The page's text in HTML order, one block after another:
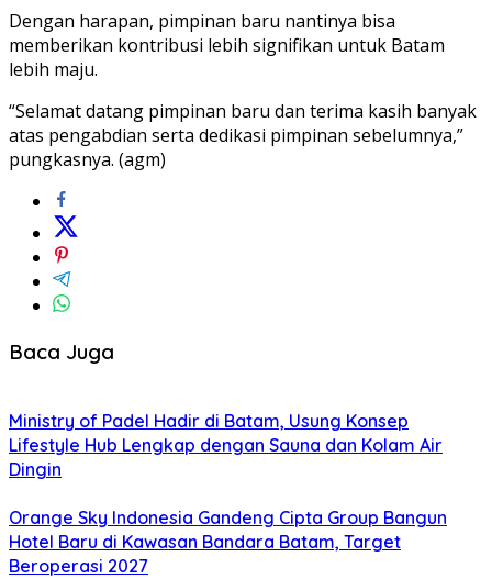
Dengan harapan, pimpinan baru nantinya bisa
memberikan kontribusi lebih signifikan untuk Batam
lebih maju.
“Selamat datang pimpinan baru dan terima kasih banyak
atas pengabdian serta dedikasi pimpinan sebelumnya,”
pungkasnya. (agm)
Baca Juga
Ministry of Padel Hadir di Batam, Usung Konsep
Lifestyle Hub Lengkap dengan Sauna dan Kolam Air
Dingin
Orange Sky Indonesia Gandeng Cipta Group Bangun
Hotel Baru di Kawasan Bandara Batam, Target
Beroperasi 2027